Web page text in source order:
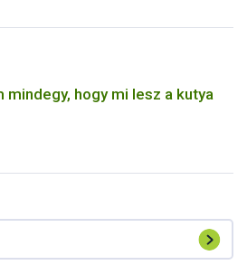
hogy mi lesz a kutya